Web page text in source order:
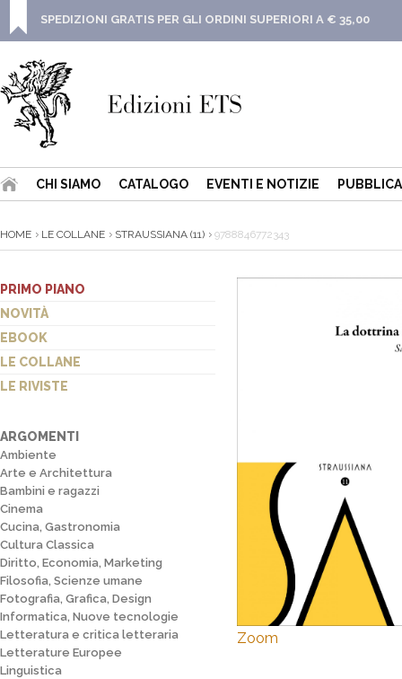
SPEDIZIONI GRATIS PER GLI ORDINI SUPERIORI A € 35,00
CHI SIAMO CATALOGO EVENTI E NOTIZIE
HOME LE COLLANE STRAUSSIANA (11) 9788846772343
PRIMO PIANO
NOVITÀ
EBOOK
LE COLLANE
LE RIVISTE
ARGOMENTI
Ambiente
Arte e Architettura
Bambini e ragazzi
Cinema
Cucina, Gastronomia
Cultura Classica
Diritto, Economia, Marketing
Filosofia, Scienze umane
Fotografia, Grafica, Design
Informatica, Nuove tecnologie
Letteratura e critica letteraria
Letterature Europee
Linguistica
Zoom